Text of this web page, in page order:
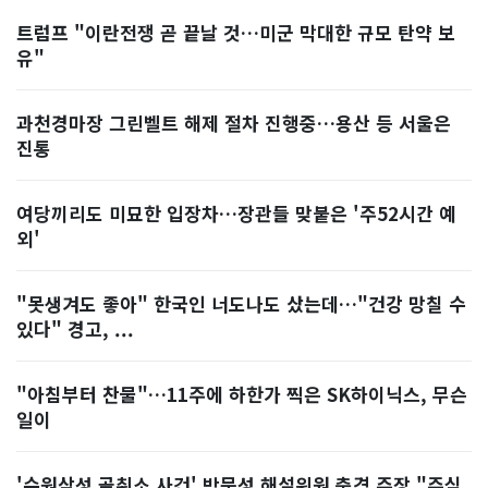
트럼프 "이란전쟁 곧 끝날 것…미군 막대한 규모 탄약 보
유"
과천경마장 그린벨트 해제 절차 진행중…용산 등 서울은
진통
여당끼리도 미묘한 입장차…장관들 맞붙은 '주52시간 예
외'
"못생겨도 좋아" 한국인 너도나도 샀는데…"건강 망칠 수
있다" 경고, ...
"아침부터 찬물"…11주에 하한가 찍은 SK하이닉스, 무슨
일이